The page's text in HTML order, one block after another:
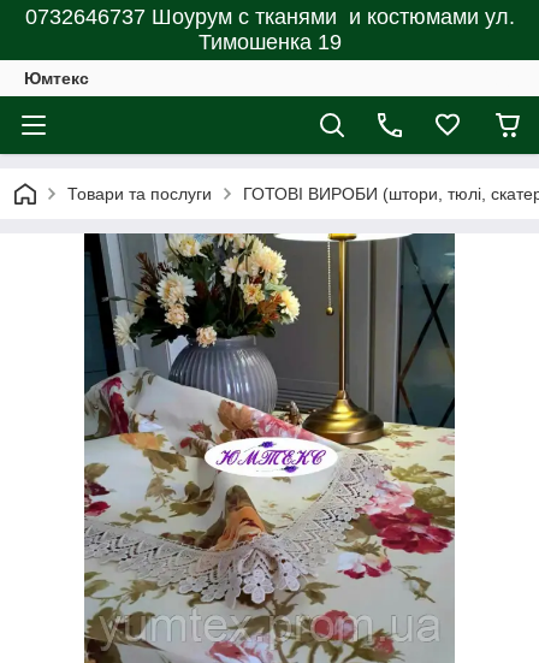
0732646737 Шоурум с тканями и костюмами ул.
Тимошенка 19
Юмтекс
Товари та послуги ГОТОВІ ВИРОБИ (штори, тюлі,